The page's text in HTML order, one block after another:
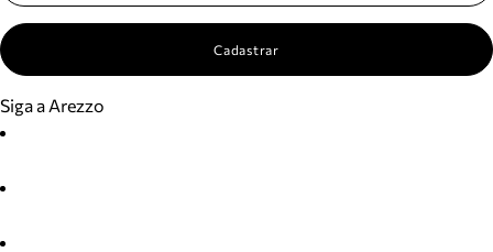
Cadastrar
Siga a Arezzo